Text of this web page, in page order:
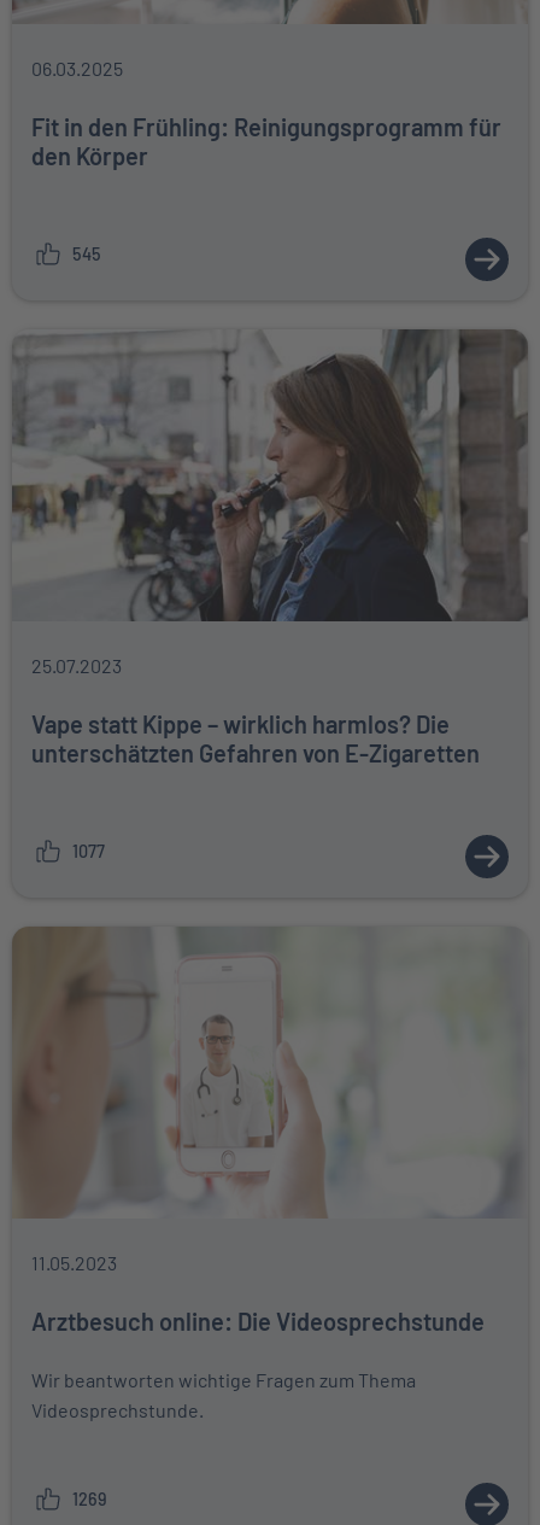
06.03.2025
Fit in den Frühling: Reinigungsprogramm für
den Körper
545
ZUM
25.07.2023
Vape statt Kippe – wirklich harmlos? Die
unterschätzten Gefahren von E-Zigaretten
1077
ZUM
11.05.2023
Arztbesuch online: Die Videosprechstunde
Wir beantworten wichtige Fragen zum Thema
Videosprechstunde.
1269
ZUM